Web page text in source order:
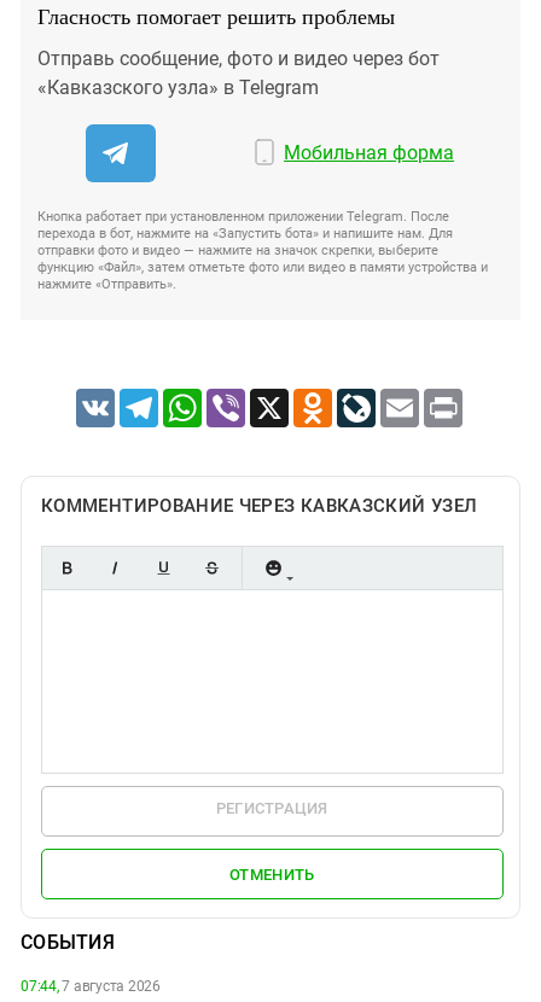
Гласность помогает решить проблемы
Отправь сообщение, фото и видео через бот
«Кавказского узла» в Telegram
Мобильная форма
Кнопка работает при установленном приложении Telegram. После
перехода в бот, нажмите на «Запустить бота» и напишите нам. Для
отправки фото и видео — нажмите на значок скрепки, выберите
функцию «Файл», затем отметьте фото или видео в памяти устройства и
нажмите «Отправить».
VK TelegramWhatsApp
Viber X Odnoklassniki
LiveJournal
Email Print
КОММЕНТИРОВАНИЕ ЧЕРЕЗ КАВКАЗСКИЙ УЗЕЛ
РЕГИСТРАЦИЯ
ОТМЕНИТЬ
СОБЫТИЯ
07:44,7 августа 2026